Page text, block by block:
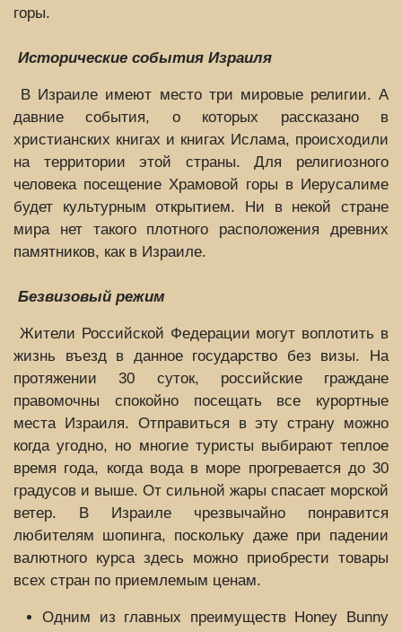
горы.
Исторические события Израиля
В Израиле имеют место три мировые религии. А
давние события, о которых рассказано в
христианских книгах и книгах Ислама, происходили
на территории этой страны. Для религиозного
человека посещение Храмовой горы в Иерусалиме
будет культурным открытием. Ни в некой стране
мира нет такого плотного расположения древних
памятников, как в Израиле.
Безвизовый режим
Жители Российской Федерации могут воплотить в
жизнь въезд в данное государство без визы. На
протяжении 30 суток, российские граждане
правомочны спокойно посещать все курортные
места Израиля. Отправиться в эту страну можно
когда угодно, но многие туристы выбирают теплое
время года, когда вода в море прогревается до 30
градусов и выше. От сильной жары спасает морской
ветер. В Израиле чрезвычайно понравится
любителям шопинга, поскольку даже при падении
валютного курса здесь можно приобрести товары
всех стран по приемлемым ценам.
Одним из главных преимуществ Honey Bunny